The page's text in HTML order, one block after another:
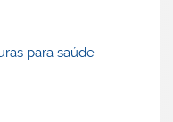
para saúde